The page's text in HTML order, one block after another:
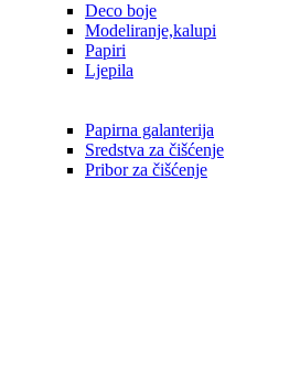
Deco boje
Modeliranje,kalupi
Papiri
Ljepila
Papirna galanterija
Sredstva za čišćenje
Pribor za čišćenje